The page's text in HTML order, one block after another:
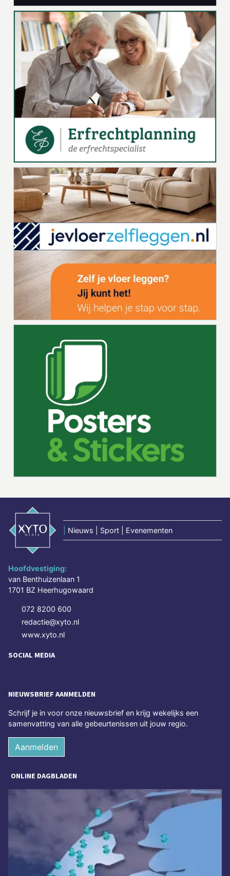
Nieuws | Sport | Evenementen
Hoofdvestiging:
van Benthuizenlaan 1
1701 BZ Heerhugowaard
072 8200 600
redactie@xyto.nl
www.xyto.nl
SOCIAL MEDIA
NIEUWSBRIEF AANMELDEN
Schrijf je in voor onze nieuwsbrief en krijg wekelijks een
samenvatting van alle gebeurtenissen uit jouw regio.
Aanmelden
ONLINE DAGBLADEN